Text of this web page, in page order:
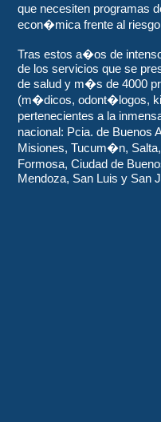
que necesiten programas
econ�mica frente al
Tras estos a�os de
de los servicios que se
de salud y m�s de 4000
(m�dicos, odont�logos,
pertenecientes a la
nacional: Pcia. de
Misiones, Tucum�n,
Formosa, Ciudad de
Mendoza, San Luis y San